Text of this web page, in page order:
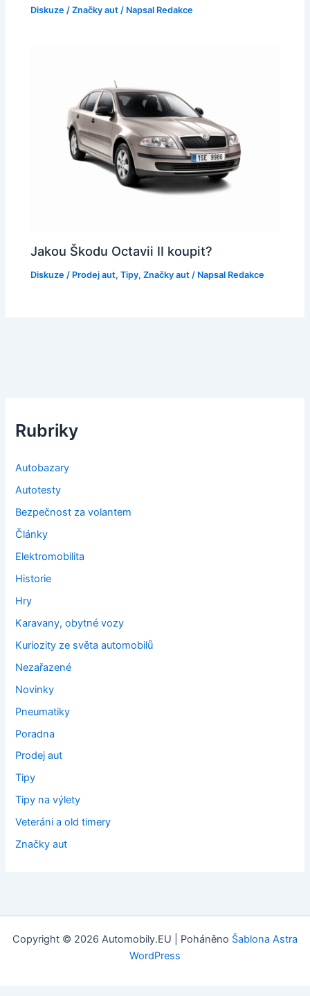
Diskuze /Značky aut / Napsal Redakce
Jakou Škodu Octavii II koupit?
Diskuze / Prodej aut,Tipy,Značky aut / Napsal Redakce
Rubriky
Autobazary
Autotesty
Bezpečnost za volantem
Články
Elektromobilita
Historie
Hry
Karavany, obytné vozy
Kuriozity ze světa automobilů
Nezařazené
Novinky
Pneumatiky
Poradna
Prodej aut
Tipy
Tipy na výlety
Veteráni a old timery
Značky aut
Copyright © 2026 Automobily.EU | Poháněno Šablona Astra
WordPress